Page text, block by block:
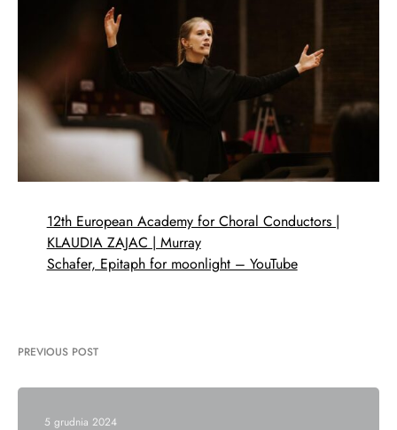
12th European Academy for Choral Conductors |
KLAUDIA ZAJAC | Murray
Schafer, Epitaph for moonlight – YouTube
PREVIOUS POST
5 grudnia 2024